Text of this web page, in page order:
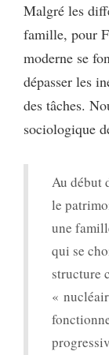
Malgré les
famille, pour
moderne se
dépasser les
des tâches.
sociologique
Au début
le
une
qui se
structure
«